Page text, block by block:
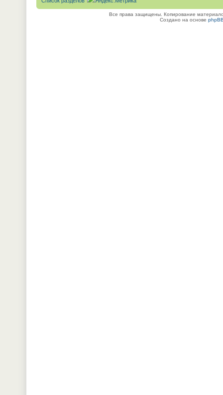
Все права защищены. Копирование
Создано на основе